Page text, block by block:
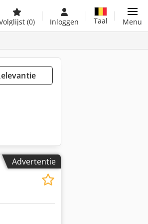
(0) Inloggen Taal Menu
Advertentie